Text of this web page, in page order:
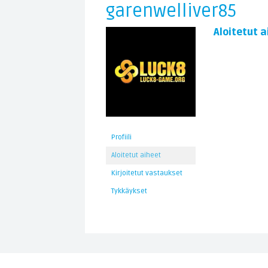
garenwelliver85
Profiili
Aloitetut aiheet
Kirjoitetut vastaukset
Tykkäykset
Aloitetut